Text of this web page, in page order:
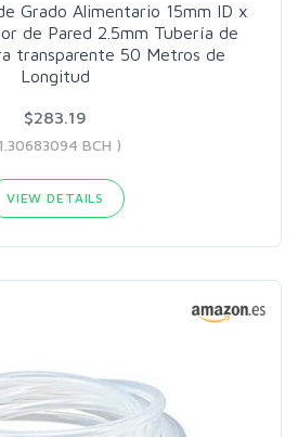
Grado Alimentario 15mm ID x
de Pared 2.5mm Tubería de
transparente 50 Metros de
Longitud
$283.19
BCH )
VIEW DETAILS